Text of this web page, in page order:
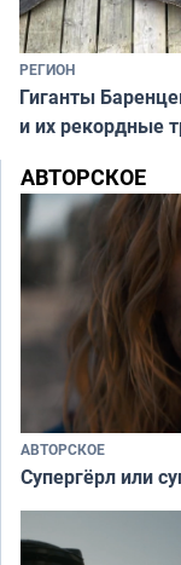
РЕГИОН
Гиганты
и их рекордные
АВТОРСКОЕ
АВТОРСКОЕ
Супергёрл или